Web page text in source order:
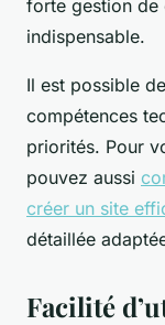
forte gestion de
indispensable.
Il est possible
compétences
priorités. Pour
pouvez aussi
créer un site
détaillée
Facilité